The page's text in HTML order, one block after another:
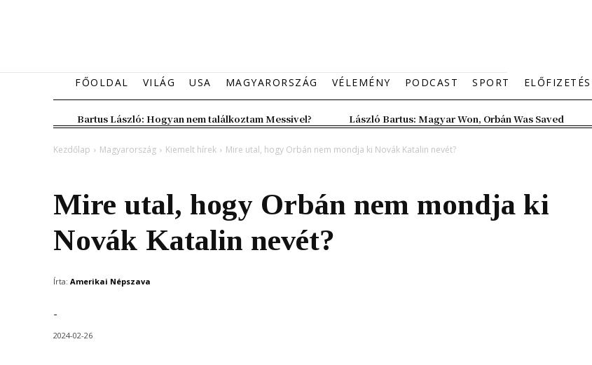
FŐOLDAL VILÁG USA MAGYARORSZÁG VÉLEMÉNY PODCAST SPORT ELŐFIZETÉS
Bartus László: Hogyan nem találkoztam Messivel? László Bartus: Magyar Won, Orbán Was Saved
Kezdőlap Magyarország Kiemelt hírek Mire utal, hogy Orbán nem mondja ki Novák Katalin nevét?
Mire utal, hogy Orbán nem mondja ki
Novák Katalin nevét?
Írta: Amerikai Népszava
-
2024-02-26